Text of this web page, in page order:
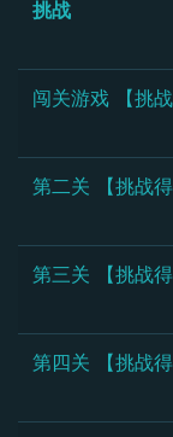
挑战
闯关游戏 【挑战
第二关 【挑战得
第三关 【挑战得
第四关 【挑战得